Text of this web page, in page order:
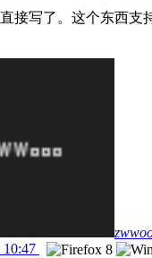
接写了。这个东西支
10:47